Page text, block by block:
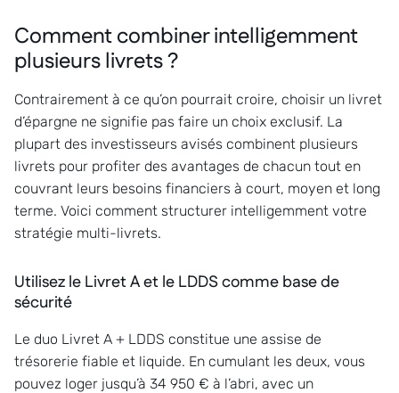
Comment combiner intelligemment
plusieurs livrets ?
Contrairement à ce qu’on pourrait croire, choisir un livret
d’épargne ne signifie pas faire un choix exclusif. La
plupart des investisseurs avisés combinent plusieurs
livrets pour profiter des avantages de chacun tout en
couvrant leurs besoins financiers à court, moyen et long
terme. Voici comment structurer intelligemment votre
stratégie multi-livrets.
Utilisez le Livret A et le LDDS comme base de
sécurité
Le duo Livret A + LDDS constitue une assise de
trésorerie fiable et liquide. En cumulant les deux, vous
pouvez loger jusqu’à 34 950 € à l’abri, avec un